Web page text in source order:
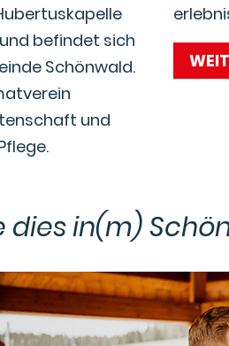
befindet sich
Schönwald.
und
dies in(m)